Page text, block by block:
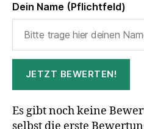
Dein Name (Pflichtfeld)
JETZT BEWERTEN!
Es gibt noch keine